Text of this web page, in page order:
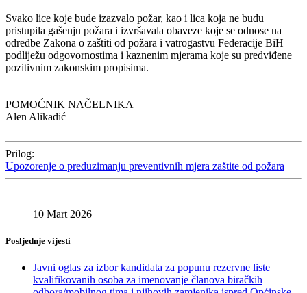
Svako lice koje bude izazvalo požar, kao i lica koja ne budu
pristupila gašenju požara i izvršavala obaveze koje se odnose na
odredbe Zakona o zaštiti od požara i vatrogastvu Federacije BiH
podliježu odgovornostima i kaznenim mjerama koje su predviđene
pozitivnim zakonskim propisima.
POMOĆNIK NAČELNIKA
Alen Alikadić
Prilog:
Upozorenje o preduzimanju preventivnih mjera zaštite od požara
10 Mart 2026
Posljednje vijesti
Javni oglas za izbor kandidata za popunu rezervne liste
kvalifikovanih osoba za imenovanje članova biračkih